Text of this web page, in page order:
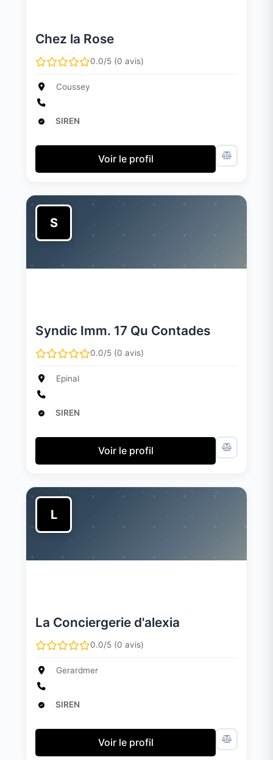
Chez la Rose
0.0/5 (0 avis)
Coussey
SIREN
Voir le profil
S
Syndic Imm. 17 Qu Contades
0.0/5 (0 avis)
Epinal
SIREN
Voir le profil
L
La Conciergerie d'alexia
0.0/5 (0 avis)
Gerardmer
SIREN
Voir le profil